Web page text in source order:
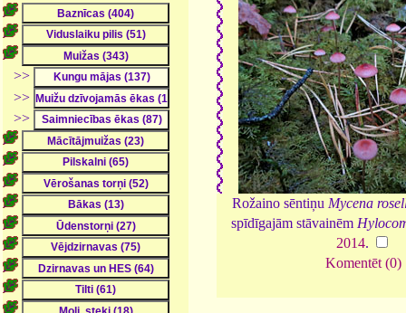
>>
>>
>>
Rožaino sēntiņu Mycena
spīdīgajām stāvainēm
2014.
Komentēt (0)